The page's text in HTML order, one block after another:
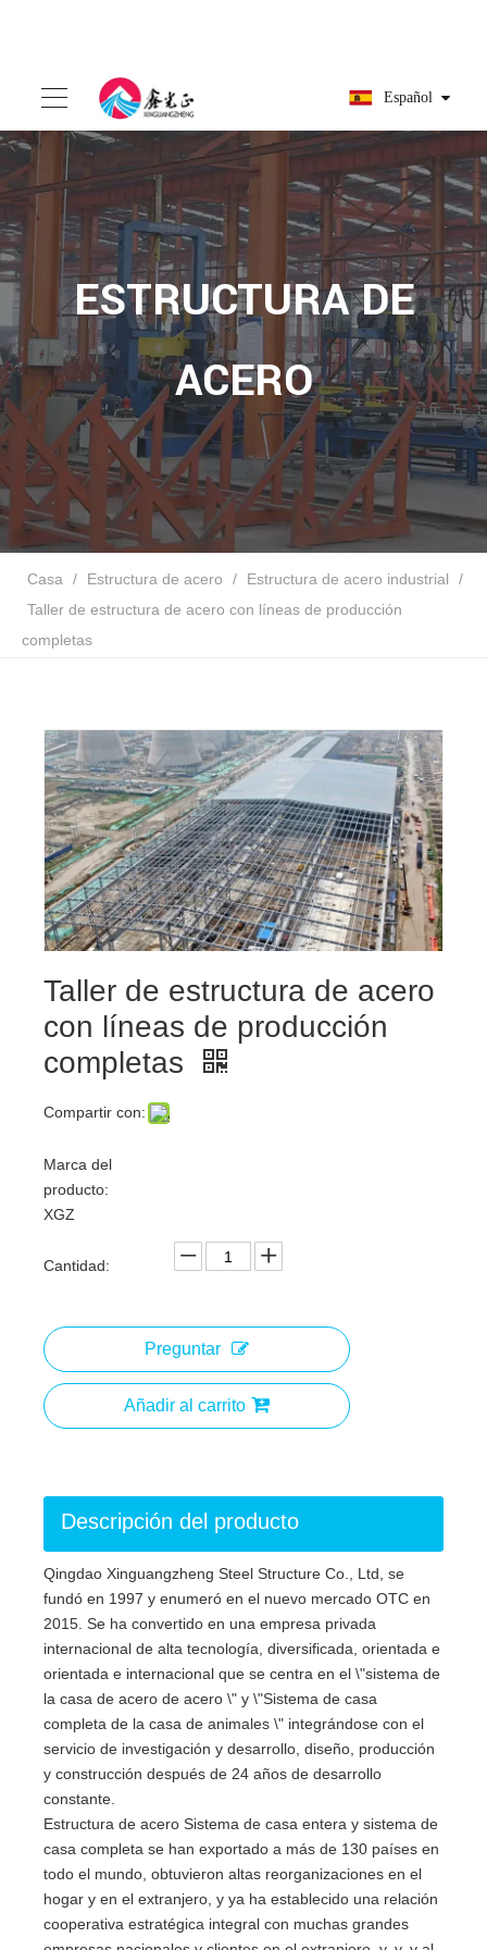
Español
ESTRUCTURA DE
ACERO
Casa / Estructura de acero / Estructura de acero industrial
/
Taller de estructura de acero con líneas de producción
completas
Taller de estructura de acero
con líneas de producción
completas
Compartir con:
Marca del
producto:
XGZ
Cantidad:
Preguntar
Añadir al carrito
Descripción del producto
Qingdao Xinguangzheng Steel Structure Co., Ltd, se
fundó en 1997 y enumeró en el nuevo mercado OTC en
2015. Se ha convertido en una empresa privada
internacional de alta tecnología, diversificada, orientada e
orientada e internacional que se centra en el \"sistema de
la casa de acero de acero \" y \"Sistema de casa
completa de la casa de animales \" integrándose con el
servicio de investigación y desarrollo, diseño, producción
y construcción después de 24 años de desarrollo
constante.
Estructura de acero Sistema de casa entera y sistema de
casa completa se han exportado a más de 130 países en
todo el mundo, obtuvieron altas reorganizaciones en el
hogar y en el extranjero, y ya ha establecido una relación
cooperativa estratégica integral con muchas grandes